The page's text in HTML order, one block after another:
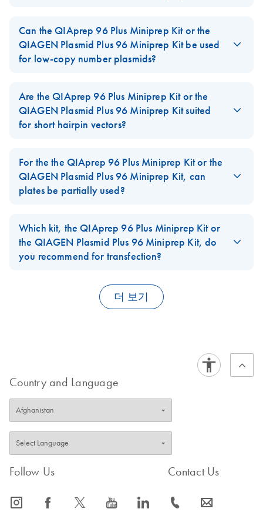
Plus 96 Miniprep Kitcan be used for the purification of plasmids
up to 40 kb.
FAQ-2316
Can the QIAprep 96 Plus Miniprep Kit or the
QIAGEN Plasmid Plus 96 Miniprep Kit be used
for low-copy number plasmids?
Plus 96 Miniprep Kit can be used for the purification of low-copy
plasmids.
FAQ-2317
Are the QIAprep 96 Plus Miniprep Kit or the
QIAGEN Plasmid Plus 96 Miniprep Kit suited
for short hairpin vectors?
Plus 96 Miniprep Kit are suited for the plasmid purification of
short hairpin vectors?
FAQ-2318
For the the QIAprep 96 Plus Miniprep Kit or the
QIAGEN Plasmid Plus 96 Miniprep Kit, can
plates be partially used?
unused wells should be sealed with tape. For the BioRobot
Universal procedure, the entire 96 sample plate must be used.
However, different sized plates may be available from our
https://www.qiagen.com/contact/contacttechnicalservice.aspx
Which kit, the QIAprep 96 Plus Miniprep Kit or
the QIAGEN Plasmid Plus 96 Miniprep Kit, do
you recommend for transfection?
QIAGEN Plasmid Plus 96 Miniprep Kit
, because the endotoxin
value is below 1 EU/µg DNA. The QIAGEN Plasmid Plus 96
may be okay, as the endotoxin values are below
10 EU/µg DNA.
FAQ-2320
더 보기
Country and Language
Follow Us
icon_0065_instagram-s icon_0064_facebook-s icon_0340_cc_gen_x-s icon_0077_youtube-s icon_0066_linkedin-s
Contact Us
icon_0072_phone-s icon_0063_envelope-s